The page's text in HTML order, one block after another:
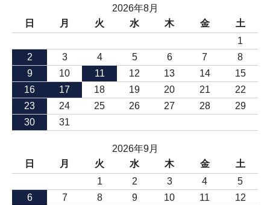
2026年8月
日
月 火 水 木 金
土
1
2
3 4 5 6 7
8
9
10 11 12 13 14
15
16
17 18 19 20 21
22
23
24 25 26 27 28
29
30
31
2026年9月
日
月 火 水 木 金
土
1
2 3 4
5
6
7 8 9 10 11
12